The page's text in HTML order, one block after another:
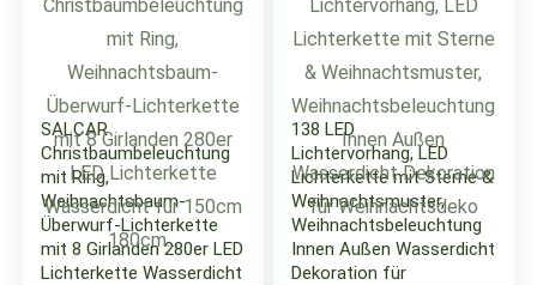
SALCAR
Christbaumbeleuchtung
mit Ring,
Weihnachtsbaum-
Überwurf-Lichterkette
mit 8 Girlanden 280er LED
Lichterkette Wasserdicht
138 LED
Lichtervorhang, LED
Lichterkette mit Sterne &
Weihnachtsmuster,
Weihnachtsbeleuchtung
Innen Außen Wasserdicht
Dekoration für